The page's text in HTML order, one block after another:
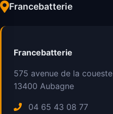
Francebatterie
Francebatterie
575 avenue de la coueste
13400 Aubagne
04 65 43 08 77